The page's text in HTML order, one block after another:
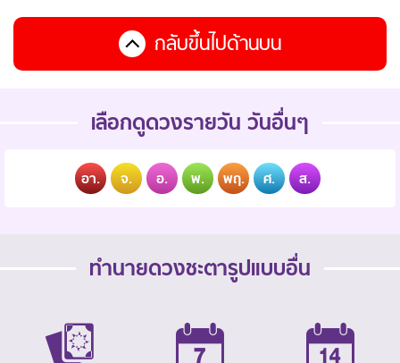
กลับขึ้นไปด้านบน
เลือกดูดวงรายวัน วันอื่นๆ
อา. จ. อ. พ. พฤ. ศ. ส.
ทำนายดวงชะตารูปแบบอื่น